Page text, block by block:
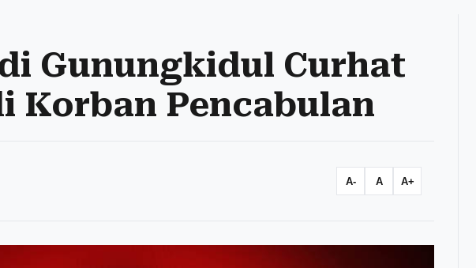
Gunungkidul Curhat
Korban Pencabulan
A- A A+